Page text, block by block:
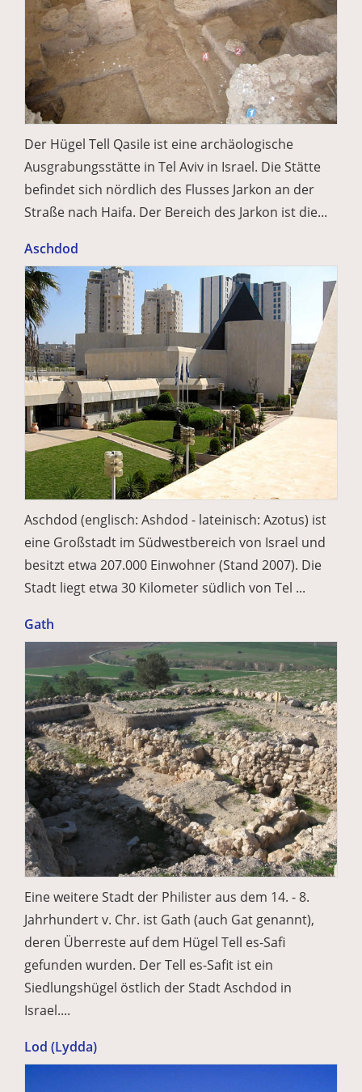
Der Hügel Tell Qasile ist eine archäologische
Ausgrabungsstätte in Tel Aviv in Israel. Die Stätte
befindet sich nördlich des Flusses Jarkon an der
Straße nach Haifa. Der Bereich des Jarkon ist die...
Aschdod
Aschdod (englisch: Ashdod - lateinisch: Azotus) ist
eine Großstadt im Südwestbereich von Israel und
besitzt etwa 207.000 Einwohner (Stand 2007). Die
Stadt liegt etwa 30 Kilometer südlich von Tel ...
Gath
Eine weitere Stadt der Philister aus dem 14. - 8.
Jahrhundert v. Chr. ist Gath (auch Gat genannt),
deren Überreste auf dem Hügel Tell es-Safi
gefunden wurden. Der Tell es-Safit ist ein
Siedlungshügel östlich der Stadt Aschdod in
Israel....
Lod (Lydda)